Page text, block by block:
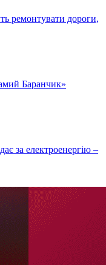
ремонтувати дороги,
Баранчик»
за електроенергію –